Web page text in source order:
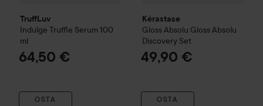
TruffLuv
Indulge Truffle Serum 100
ml
64,50 €
OSTA
Kérastase
Gloss Absolu Gloss Absolu
Discovery Set
49,90 €
OSTA